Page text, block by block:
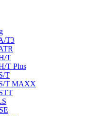
T3
T
T Plus
T
T MAXX